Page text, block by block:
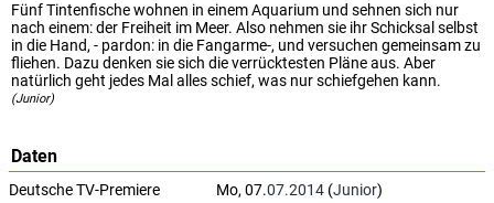
Fünf Tintenfische wohnen in einem Aquarium und sehnen sich nur
nach einem: der Freiheit im Meer. Also nehmen sie ihr Schicksal selbst
in die Hand, - pardon: in die Fangarme-, und versuchen gemeinsam zu
fliehen. Dazu denken sie sich die verrücktesten Pläne aus. Aber
natürlich geht jedes Mal alles schief, was nur schiefgehen kann.
(Junior)
Daten
Deutsche TV-Premiere Mo, 07.07.2014 (Junior)